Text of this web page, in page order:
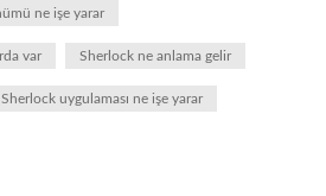
ne işe yarar
var Sherlock ne anlama gelir
Sherlock uygulaması ne işe yarar